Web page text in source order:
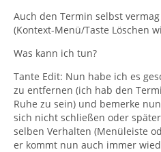
Auch den Termin selbst
(Kontext-Menü/Taste Löschen
Was kann ich tun?
Tante Edit: Nun habe ich es
zu entfernen (ich hab den
Ruhe zu sein) und bemerke
sich nicht schließen oder
selben Verhalten (Menüleiste
er kommt nun auch immer